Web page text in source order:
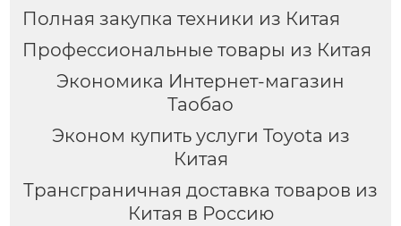
Полная закупка техники из Китая
Профессиональные товары из Китая
Экономика Интернет-магазин
Таобао
Эконом купить услуги Toyota из
Китая
Трансграничная доставка товаров из
Китая в Россию